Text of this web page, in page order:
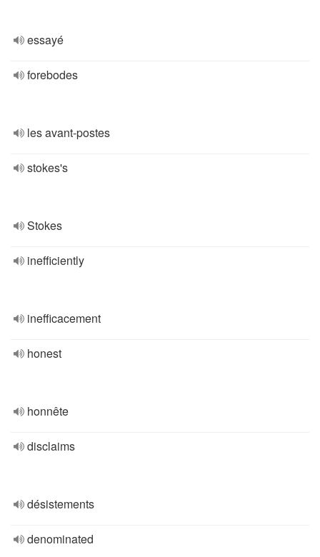
essayé
forebodes
les avant-postes
stokes's
Stokes
inefficiently
inefficacement
honest
honnête
disclaims
désistements
denominated